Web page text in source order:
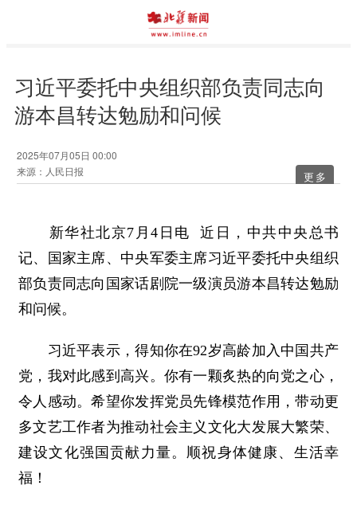
习近平委托中央组织部负责同志向
游本昌转达勉励和问候
2025年07月05日 00:00
来源：人民日报
更多
新华社北京7月4日电 近日，中共中央总书
记、国家主席、中央军委主席习近平委托中央组织
部负责同志向国家话剧院一级演员游本昌转达勉励
和问候。
习近平表示，得知你在92岁高龄加入中国共产
党，我对此感到高兴。你有一颗炙热的向党之心，
令人感动。希望你发挥党员先锋模范作用，带动更
多文艺工作者为推动社会主义文化大发展大繁荣、
建设文化强国贡献力量。顺祝身体健康、生活幸
福！